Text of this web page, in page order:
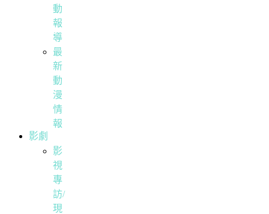
動
報
導
最
新
動
漫
情
報
影劇
影
視
專
訪/
現